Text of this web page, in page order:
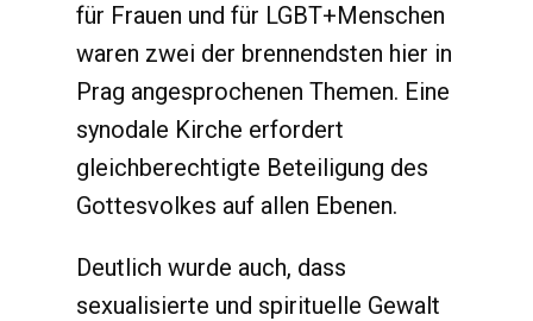
für Frauen und für LGBT+Menschen
waren zwei der brennendsten hier in
Prag angesprochenen Themen. Eine
synodale Kirche erfordert
gleichberechtigte Beteiligung des
Gottesvolkes auf allen Ebenen.
Deutlich wurde auch, dass
sexualisierte und spirituelle Gewalt